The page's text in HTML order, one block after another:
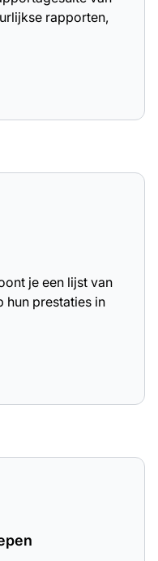
rapporten,
je een lijst van
hun prestaties in